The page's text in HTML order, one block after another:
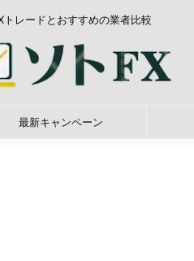
トレードとおすすめの業者比較
最新キャンペーン